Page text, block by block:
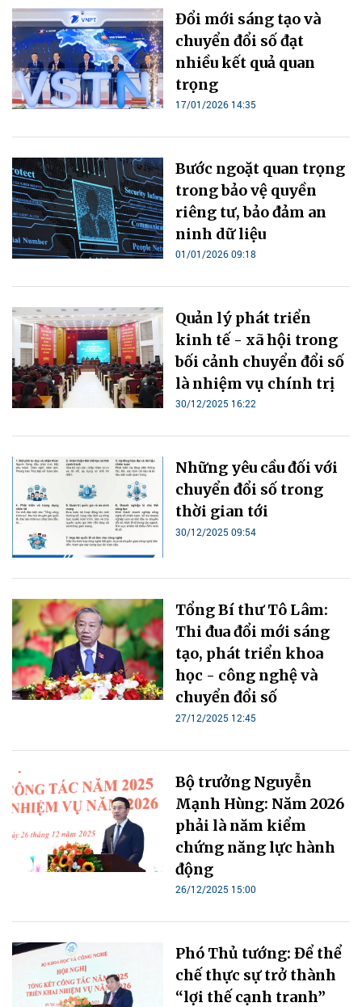
Đổi mới sáng tạo và
chuyển đổi số đạt
nhiều kết quả quan
trọng
17/01/2026 14:35
Bước ngoặt quan trọng
trong bảo vệ quyền
riêng tư, bảo đảm an
ninh dữ liệu
01/01/2026 09:18
Quản lý phát triển
kinh tế - xã hội trong
bối cảnh chuyển đổi số
là nhiệm vụ chính trị
30/12/2025 16:22
Những yêu cầu đối với
chuyển đổi số trong
thời gian tới
30/12/2025 09:54
Tổng Bí thư Tô Lâm:
Thi đua đổi mới sáng
tạo, phát triển khoa
học - công nghệ và
chuyển đổi số
27/12/2025 12:45
Bộ trưởng Nguyễn
Mạnh Hùng: Năm 2026
phải là năm kiểm
chứng năng lực hành
động
26/12/2025 15:00
Phó Thủ tướng: Để thể
chế thực sự trở thành
“lợi thế cạnh tranh”